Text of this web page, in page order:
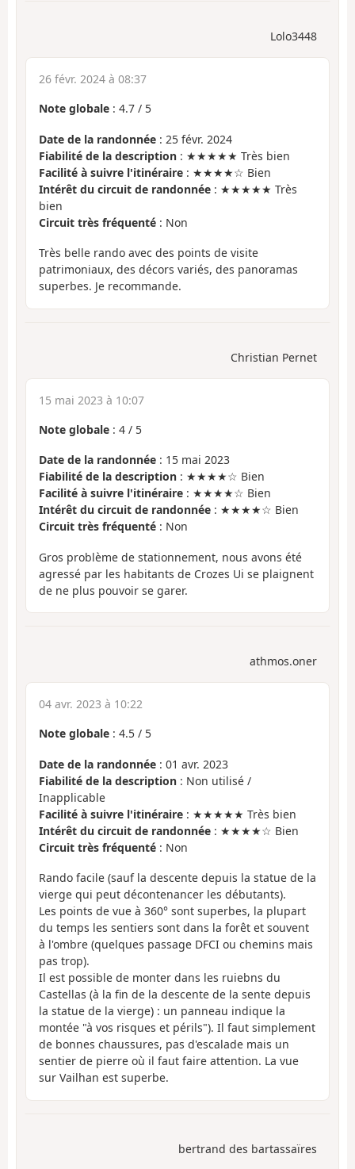
Lolo3448
26 févr. 2024 à 08:37
Note globale : 4.7 / 5
Date de la randonnée : 25 févr. 2024
Fiabilité de la description : ★★★★★ Très bien
Facilité à suivre l'itinéraire : ★★★★☆ Bien
Intérêt du circuit de randonnée : ★★★★★ Très
bien
Circuit très fréquenté : Non
Très belle rando avec des points de visite
patrimoniaux, des décors variés, des panoramas
superbes. Je recommande.
Christian Pernet
15 mai 2023 à 10:07
Note globale : 4 / 5
Date de la randonnée : 15 mai 2023
Fiabilité de la description : ★★★★☆ Bien
Facilité à suivre l'itinéraire : ★★★★☆ Bien
Intérêt du circuit de randonnée : ★★★★☆ Bien
Circuit très fréquenté : Non
Gros problème de stationnement, nous avons été
agressé par les habitants de Crozes Ui se plaignent
de ne plus pouvoir se garer.
athmos.oner
04 avr. 2023 à 10:22
Note globale : 4.5 / 5
Date de la randonnée : 01 avr. 2023
Fiabilité de la description : Non utilisé /
Inapplicable
Facilité à suivre l'itinéraire : ★★★★★ Très bien
Intérêt du circuit de randonnée : ★★★★☆ Bien
Circuit très fréquenté : Non
Rando facile (sauf la descente depuis la statue de la
vierge qui peut décontenancer les débutants).
Les points de vue à 360° sont superbes, la plupart
du temps les sentiers sont dans la forêt et souvent
à l'ombre (quelques passage DFCI ou chemins mais
pas trop).
Il est possible de monter dans les ruiebns du
Castellas (à la fin de la descente de la sente depuis
la statue de la vierge) : un panneau indique la
montée "à vos risques et périls"). Il faut simplement
de bonnes chaussures, pas d'escalade mais un
sentier de pierre où il faut faire attention. La vue
sur Vailhan est superbe.
bertrand des bartassaïres